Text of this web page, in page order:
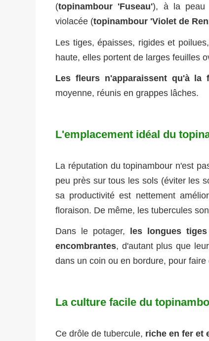
(topinambour 'Fuseau'), à la peau
violacée (topinambour 'Violet de
Les tiges, épaisses, rigides et
haute, elles portent de larges feuilles
Les fleurs n'apparaissent qu'à la
moyenne, réunis en grappes lâches.
L'emplacement idéal du
La réputation du topinambour n'est
peu près sur tous les sols (éviter les
sa productivité est nettement
floraison. De même, les tubercules
Dans le potager,
les longues
encombrantes, d'autant plus que
dans un coin ou en bordure, pour
La culture facile du
Ce drôle de tubercule, riche en fer et